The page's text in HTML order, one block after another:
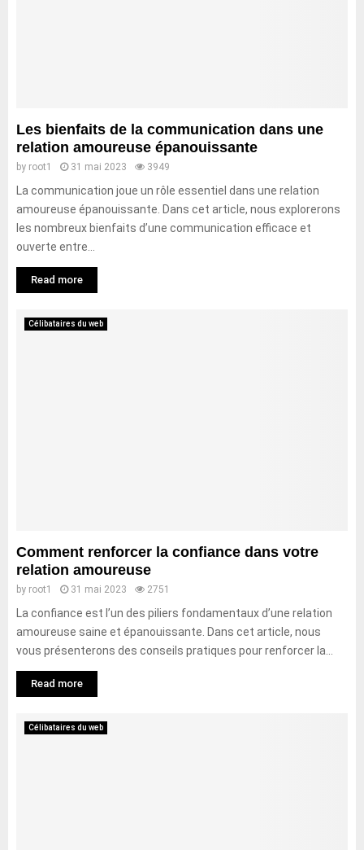
Les bienfaits de la communication dans une
relation amoureuse épanouissante
by root1 31 mai 2023 3949
La communication joue un rôle essentiel dans une relation
amoureuse épanouissante. Dans cet article, nous explorerons
les nombreux bienfaits d’une communication efficace et
ouverte entre...
Read more
Célibataires du web
Comment renforcer la confiance dans votre
relation amoureuse
by root1 31 mai 2023 2751
La confiance est l’un des piliers fondamentaux d’une relation
amoureuse saine et épanouissante. Dans cet article, nous
vous présenterons des conseils pratiques pour renforcer la...
Read more
Célibataires du web